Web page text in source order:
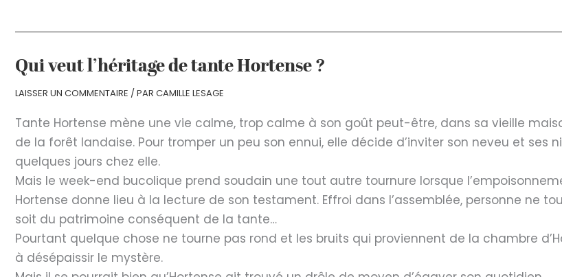
Qui veut l’héritage de tante Hortense ?
LAISSER UN COMMENTAIRE / PAR CAMILLE LESAGE
Tante Hortense mène une vie calme, trop calme à son goût peut-être, dans sa vieille
de la forêt landaise. Pour tromper un peu son ennui, elle décide d’inviter son neveu et ses
quelques jours chez elle.
Mais le week-end bucolique prend soudain une tout autre tournure lorsque
Hortense donne lieu à la lecture de son testament. Effroi dans l’assemblée, personne ne
soit du patrimoine conséquent de la tante…
Pourtant quelque chose ne tourne pas rond et les bruits qui proviennent de la chambre
à désépaissir le mystère.